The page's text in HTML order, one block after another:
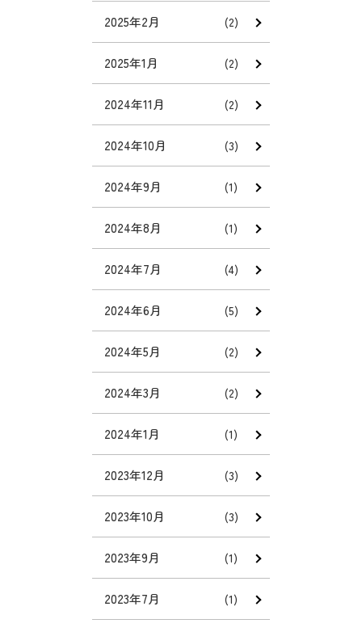
2025年2月 (2)
2025年1月 (2)
2024年11月 (2)
2024年10月 (3)
2024年9月 (1)
2024年8月 (1)
2024年7月 (4)
2024年6月 (5)
2024年5月 (2)
2024年3月 (2)
2024年1月 (1)
2023年12月 (3)
2023年10月 (3)
2023年9月 (1)
2023年7月 (1)